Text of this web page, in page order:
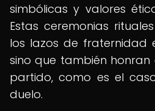
simbólicas y valores
Estas ceremonias
los lazos de fraternidad
sino que también
partido, como es el
duelo.